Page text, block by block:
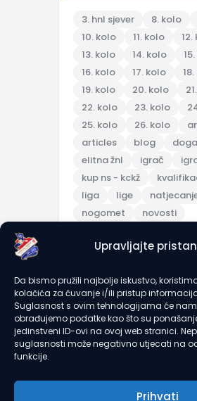
Upravljajte
Da bismo pružili najbolje iskustvo,
kolačića za čuvanje i/ili pristup
Suglasnost s ovim tehnologijama će
obrađujemo podatke kao što su
jedinstveni ID-ovi na ovoj web stranici.
suglasnosti može negativno utjecati na
funkcije.
Prihvati
3. hnl sjever 8. kolo
10. kolo
11. kolo
13. kolo
14. kolo
16. kolo
17. kolo
19. kolo
20. kolo
22. kolo
23. kolo
25. kolo
26. kolo
articles
blog
elitna žnl
igrač
kup ns - kckž
liga
lige
nogomet
novosti
pripremna utakmica
trening
turnir u7
utakmica
članarine